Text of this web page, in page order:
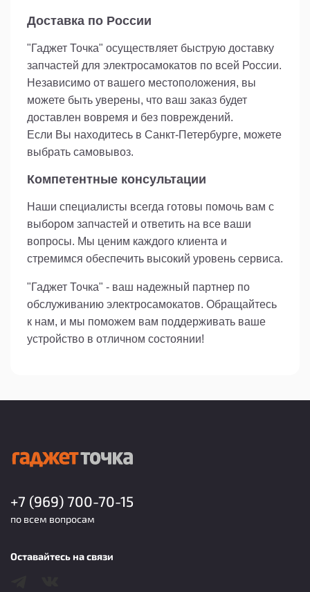
Доставка по России
"Гаджет Точка" осуществляет быструю доставку
запчастей для электросамокатов по всей России.
Независимо от вашего местоположения, вы
можете быть уверены, что ваш заказ будет
доставлен вовремя и без повреждений.
Если Вы находитесь в Санкт-Петербурге, можете
выбрать самовывоз.
Компетентные консультации
Наши специалисты всегда готовы помочь вам с
выбором запчастей и ответить на все ваши
вопросы. Мы ценим каждого клиента и
стремимся обеспечить высокий уровень сервиса.
"Гаджет Точка" - ваш надежный партнер по
обслуживанию электросамокатов. Обращайтесь
к нам, и мы поможем вам поддерживать ваше
устройство в отличном состоянии!
+7 (969) 700-70-15
по всем вопросам
Оставайтесь на связи